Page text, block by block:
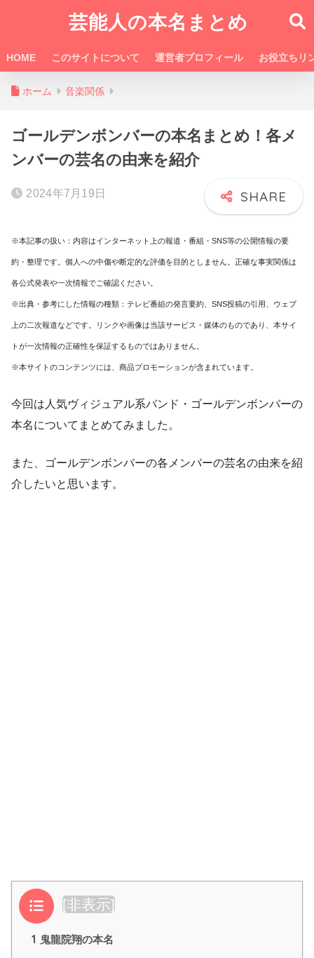
芸能人の本名まとめ
HOME このサイトについて 運営者プロフィール お役立ちリ
ホーム 音楽関係
ゴールデンボンバーの本名まとめ！各メ
ンバーの芸名の由来を紹介
2024年7月19日
※本記事の扱い：内容はインターネット上の報道・番組・SNS等の公開情報の要
約・整理です。個人への中傷や断定的な評価を目的としません。正確な事実関係は
各公式発表や一次情報でご確認ください。
※出典・参考にした情報の種類：テレビ番組の発言要約、SNS投稿の引用、ウェブ
上の二次報道などです。リンクや画像は当該サービス・媒体のものであり、本サイ
トが一次情報の正確性を保証するものではありません。
※本サイトのコンテンツには、商品プロモーションが含まれています。
今回は人気ヴィジュアル系バンド・ゴールデンボンバーの
本名についてまとめてみました。
また、ゴールデンボンバーの各メンバーの芸名の由来を紹
介したいと思います。
目次 [非表示]
1 鬼龍院翔の本名